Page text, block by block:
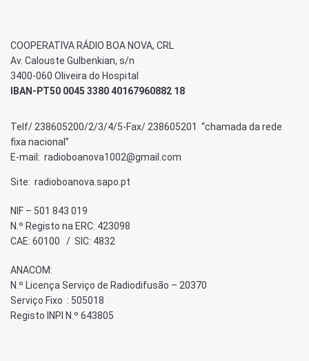
COOPERATIVA RÁDIO BOA NOVA, CRL
Av. Calouste Gulbenkian, s/n
3400-060 Oliveira do Hospital
IBAN-PT50 0045 3380 40167960882 18
Telf/ 238605200/2/3/4/5-Fax/ 238605201 “chamada da rede
fixa nacional”
E-mail: radioboanova1002@gmail.com
Site: radioboanova.sapo.pt
NIF – 501 843 019
N.º Registo na ERC: 423098
CAE: 60100 / SIC: 4832
ANACOM:
N.º Licença Serviço de Radiodifusão – 20370
Serviço Fixo : 505018
Registo INPI N.º 643805